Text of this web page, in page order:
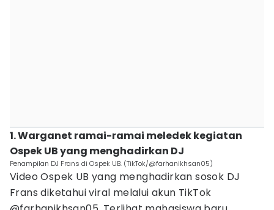
1. Warganet ramai-ramai meledek kegiatan
Ospek UB yang menghadirkan DJ
Penampilan DJ Frans di Ospek UB. (TikTok/@farhanikhsan05)
Video Ospek UB yang menghadirkan sosok DJ
Frans diketahui viral melalui akun TikTok